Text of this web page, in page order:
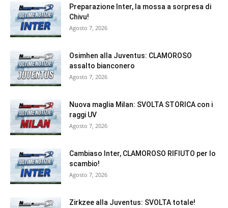
Preparazione Inter, la mossa a sorpresa di
Chivu!
Agosto 7, 2026
Osimhen alla Juventus: CLAMOROSO
assalto bianconero
Agosto 7, 2026
Nuova maglia Milan: SVOLTA STORICA con i
raggi UV
Agosto 7, 2026
Cambiaso Inter, CLAMOROSO RIFIUTO per lo
scambio!
Agosto 7, 2026
Zirkzee alla Juventus: SVOLTA totale!